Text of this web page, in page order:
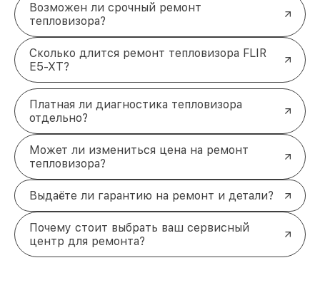
Возможен ли срочный ремонт
тепловизора?
Сколько длится ремонт тепловизора FLIR
E5-XT?
Платная ли диагностика тепловизора
отдельно?
Может ли измениться цена на ремонт
тепловизора?
Выдаёте ли гарантию на ремонт и детали?
Почему стоит выбрать ваш сервисный
центр для ремонта?